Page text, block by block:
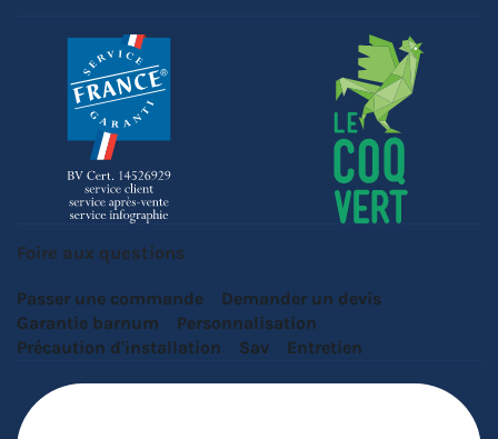
Foire aux questions
Passer une commande
Demander un devis
Garantie barnum
Personnalisation
Précaution d'installation
Sav Entretien